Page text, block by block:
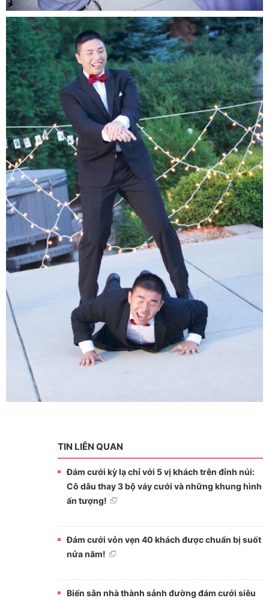
TIN LIÊN QUAN
Đám cưới kỳ lạ chỉ với 5 vị khách trên đỉnh núi:
Cô dâu thay 3 bộ váy cưới và những khung hình
ấn tượng!
Đám cưới vỏn vẹn 40 khách được chuẩn bị suốt
nửa năm!
Biến sân nhà thành sảnh đường đám cưới siêu